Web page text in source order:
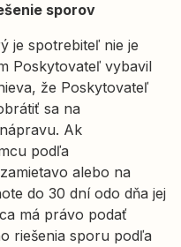
sporov
je spotrebiteľ nie je
Poskytovateľ vybavil
že Poskytovateľ
sa na
Ak
podľa
alebo na
do 30 dní odo dňa jej
má právo podať
riešenia sporu podľa